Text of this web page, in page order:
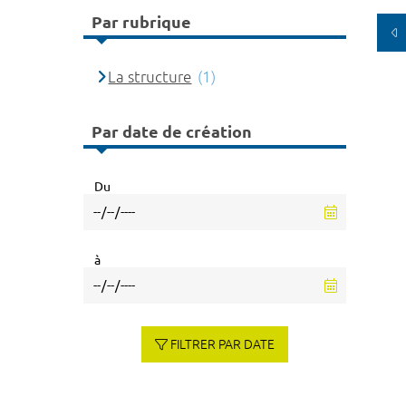
Par rubrique
La structure (1)
Par date de création
Du
à
FILTRER PAR DATE